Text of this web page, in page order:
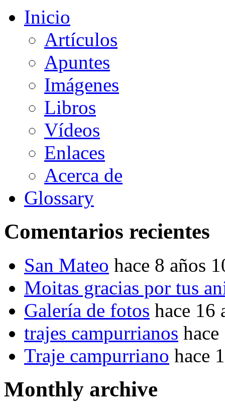
Inicio
Artículos
Apuntes
Imágenes
Libros
Vídeos
Enlaces
Acerca de
Glossary
Comentarios recientes
San Mateo hace 8 años
Moitas gracias por tus
Galería de fotos hace 16
trajes campurrianos
Traje campurriano hace
Monthly archive